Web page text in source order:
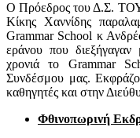
Ο Πρόεδρος του Δ.Σ.
Κίκης Χαννίδης
Grammar School κ
εράνου που
χρονιά το Grammar
Συνδέσμου μας.
καθηγητές και στην
Φθινοπωρινή